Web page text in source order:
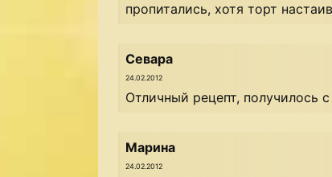
пропитались, хотя торт
Севара
24.02.2012
Отличный рецепт, получилось
Марина
24.02.2012